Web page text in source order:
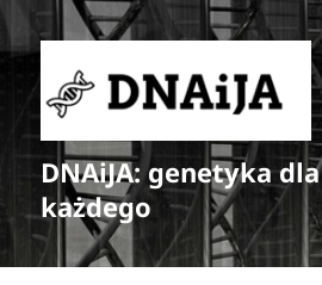
DNAiJA: genetyka dla
każdego